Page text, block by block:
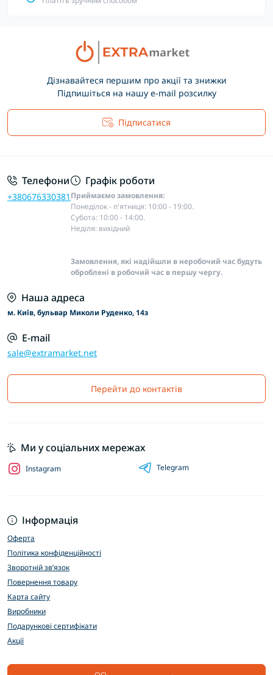
Дізнавайтеся першим про акції та знижки
Підпишіться на нашу e-mail розсилку
Підписатися
Телефони
+380676330381
Графік роботи
Приймаємо замовлення:
Понеділок - п'ятниця: 10:00 - 19:00.
Субота: 10:00 - 14:00.
Неділя: вихідний
Замовлення, які надійшли в неробочий час будуть
оброблені в робочий час в першу чергу.
Наша адреса
м. Київ, бульвар Миколи Руденко, 14з
E-mail
sale@extramarket.net
Перейти до контактів
Інформація
Оферта
Політика конфіденційності
Зворотній зв’язок
Повернення товару
Карта сайту
Виробники
Подарункові сертифікати
Акції
Ми у соціальних мережах
Instagram Telegram